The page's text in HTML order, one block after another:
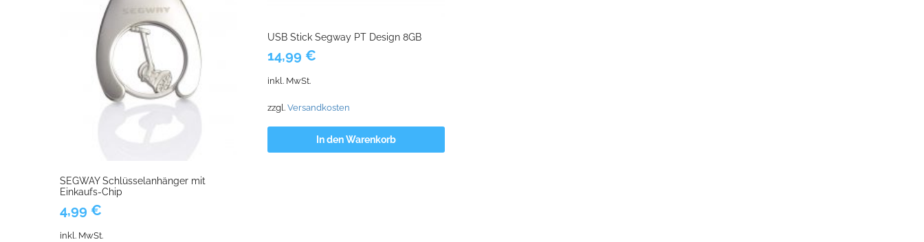
SEGWAY Schlüsselanhänger mit
Einkaufs-Chip
4,99 €
inkl. MwSt.
USB Stick Segway PT Design 8GB
14,99 €
inkl. MwSt.
zzgl.Versandkosten
In den Warenkorb